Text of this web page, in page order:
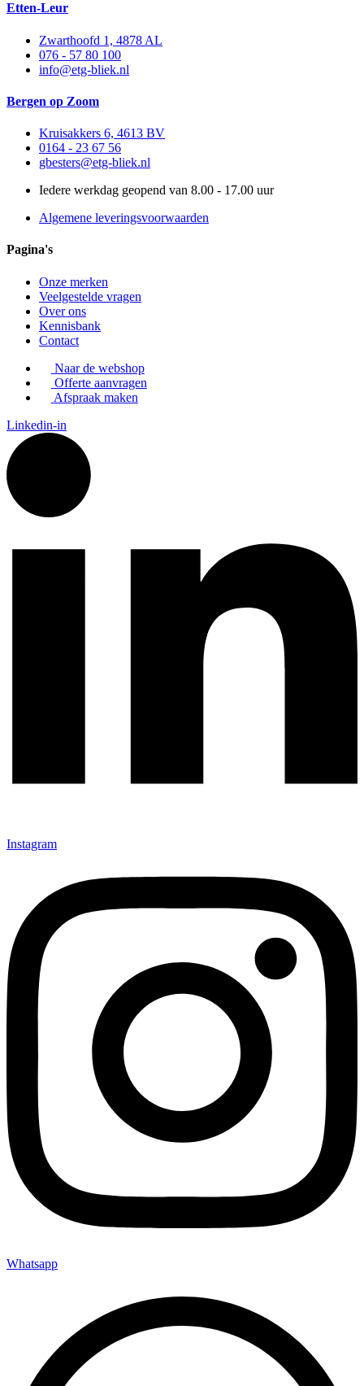
Etten-Leur
Zwarthoofd 1, 4878 AL
076 - 57 80 100
info@etg-bliek.nl
Bergen op Zoom
Kruisakkers 6, 4613 BV
0164 - 23 67 56
gbesters@etg-bliek.nl
Iedere werkdag geopend van 8.00 - 17.00 uur
Algemene leveringsvoorwaarden
Pagina's
Onze merken
Veelgestelde vragen
Over ons
Kennisbank
Contact
Naar de webshop
Offerte aanvragen
Afspraak maken
Linkedin-in
Instagram
Whatsapp